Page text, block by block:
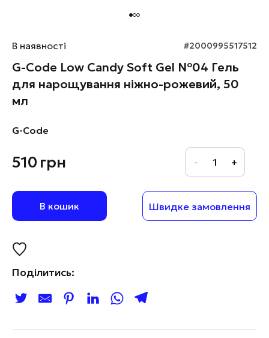
В наявності #2000995517512
G-Code Low Candy Soft Gel №04 Гель
для нарощування ніжно-рожевий, 50
мл
G-Code
510грн
В кошик Швидке замовлення
Поділитись: